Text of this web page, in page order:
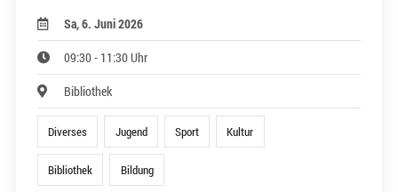
Sa, 6. Juni 2026
09:30 - 11:30 Uhr
Bibliothek
Diverses Jugend Sport Kultur
Bibliothek Bildung